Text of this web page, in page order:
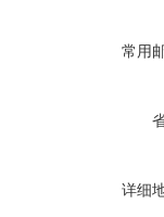
常用
详细